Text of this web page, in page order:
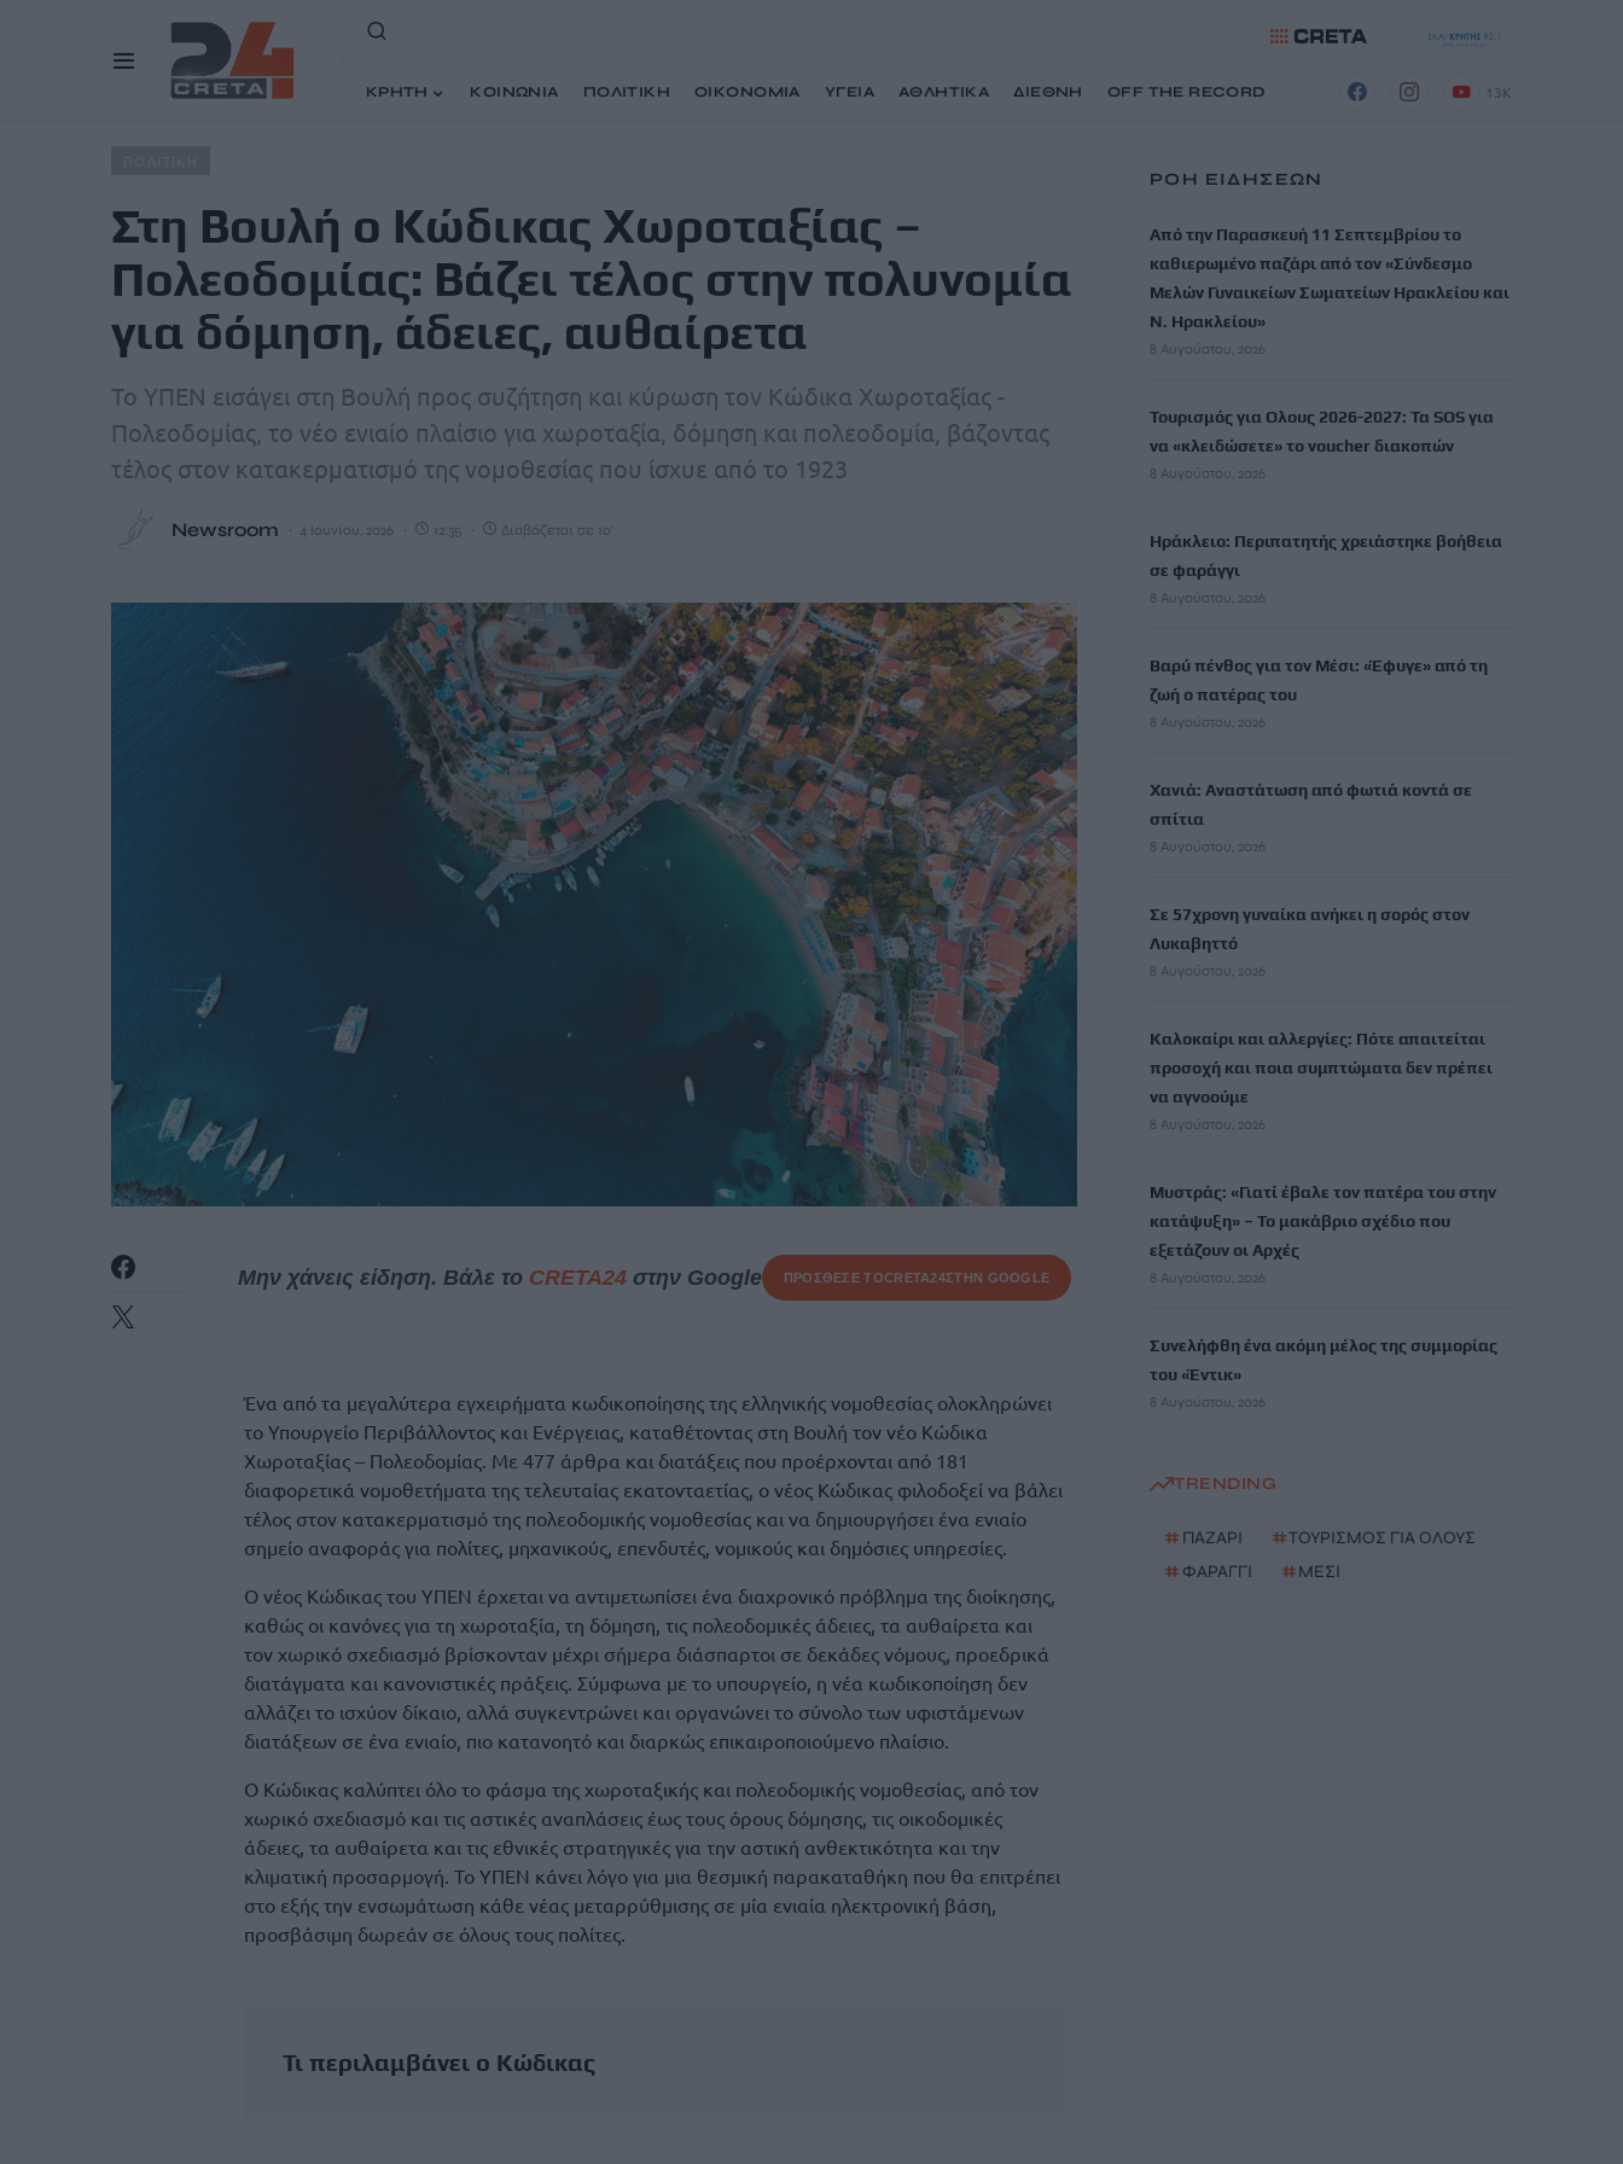
ΚΡΗΤΗ ΚΟΙΝΩΝΙΑ ΠΟΛΙΤΙΚΗ ΟΙΚΟΝΟΜΙΑ ΥΓΕΙΑ ΑΘΛΗΤΙΚΑ ΔΙΕΘΝΗ OFF THE RECORD 13K
Άρθρα Στη Βουλή ο Κώδικας Χωροταξίας – Πολεοδομίας: Βάζει τέλος στην πολυνομία για δόμηση, άδειες, αυθαίρετα
Στη Βουλή ο Κώδικας Χωροταξίας –
Πολεοδομίας: Βάζει τέλος στην πολυνομία
για δόμηση, άδειες, αυθαίρετα
Το ΥΠΕΝ εισάγει στη Βουλή προς συζήτηση και κύρωση τον Κώδικα Χωροταξίας -
Πολεοδομίας, το νέο ενιαίο πλαίσιο για χωροταξία, δόμηση και πολεοδομία, βάζοντας
τέλος στον κατακερματισμό της νομοθεσίας που ίσχυε από το 1923
Newsroom 4 Ιουνίου, 2026 12:35 Διαβάζεται σε 10'
Μην χάνεις είδηση. Βάλε το CRETA24στην Google ΠΡΟΣΘΕΣΕ ΤΟCRETA24ΣΤΗΝ GOOGLE
Ένα από τα μεγαλύτερα εγχειρήματα κωδικοποίησης της ελληνικής νομοθεσίας ολοκληρώνει
το Υπουργείο Περιβάλλοντος και Ενέργειας, καταθέτοντας στη Βουλή τον νέο Κώδικα
Χωροταξίας – Πολεοδομίας. Με 477 άρθρα και διατάξεις που προέρχονται από 181
διαφορετικά νομοθετήματα της τελευταίας εκατονταετίας, ο νέος Κώδικας φιλοδοξεί να βάλει
τέλος στον κατακερματισμό της πολεοδομικής νομοθεσίας και να δημιουργήσει ένα ενιαίο
σημείο αναφοράς για πολίτες, μηχανικούς, επενδυτές, νομικούς και δημόσιες υπηρεσίες.
Ο νέος Κώδικας του ΥΠΕΝ έρχεται να αντιμετωπίσει ένα διαχρονικό πρόβλημα της διοίκησης,
καθώς οι κανόνες για τη χωροταξία, τη δόμηση, τις πολεοδομικές άδειες, τα αυθαίρετα και
τον χωρικό σχεδιασμό βρίσκονταν μέχρι σήμερα διάσπαρτοι σε δεκάδες νόμους, προεδρικά
διατάγματα και κανονιστικές πράξεις. Σύμφωνα με το υπουργείο, η νέα κωδικοποίηση δεν
αλλάζει το ισχύον δίκαιο, αλλά συγκεντρώνει και οργανώνει το σύνολο των υφιστάμενων
διατάξεων σε ένα ενιαίο, πιο κατανοητό και διαρκώς επικαιροποιούμενο πλαίσιο.
Ο Κώδικας καλύπτει όλο το φάσμα της χωροταξικής και πολεοδομικής νομοθεσίας, από τον
χωρικό σχεδιασμό και τις αστικές αναπλάσεις έως τους όρους δόμησης, τις οικοδομικές
άδειες, τα αυθαίρετα και τις εθνικές στρατηγικές για την αστική ανθεκτικότητα και την
κλιματική προσαρμογή. Το ΥΠΕΝ κάνει λόγο για μια θεσμική παρακαταθήκη που θα επιτρέπει
στο εξής την ενσωμάτωση κάθε νέας μεταρρύθμισης σε μία ενιαία ηλεκτρονική βάση,
προσβάσιμη δωρεάν σε όλους τους πολίτες.
Τι περιλαμβάνει ο Κώδικας
ΡΟΗ ΕΙΔΗΣΕΩΝ
Από την Παρασκευή 11 Σεπτεμβρίου το
καθιερωμένο παζάρι από τον «Σύνδεσμο
Μελών Γυναικείων Σωματείων Ηρακλείου και
Ν. Ηρακλείου»
8 Αυγούστου, 2026
Τουρισμός για Ολους 2026-2027: Τα SOS για
να «κλειδώσετε» το voucher διακοπών
8 Αυγούστου, 2026
Ηράκλειο: Περιπατητής χρειάστηκε βοήθεια
σε φαράγγι
8 Αυγούστου, 2026
Βαρύ πένθος για τον Μέσι: «Έφυγε» από τη
ζωή ο πατέρας του
8 Αυγούστου, 2026
Χανιά: Αναστάτωση από φωτιά κοντά σε
σπίτια
8 Αυγούστου, 2026
Σε 57χρονη γυναίκα ανήκει η σορός στον
Λυκαβηττό
8 Αυγούστου, 2026
Καλοκαίρι και αλλεργίες: Πότε απαιτείται
προσοχή και ποια συμπτώματα δεν πρέπει
να αγνοούμε
8 Αυγούστου, 2026
Μυστράς: «Γιατί έβαλε τον πατέρα του στην
κατάψυξη» – Το μακάβριο σχέδιο που
εξετάζουν οι Αρχές
8 Αυγούστου, 2026
Συνελήφθη ένα ακόμη μέλος της συμμορίας
του «Έντικ»
8 Αυγούστου, 2026
TRENDING
# ΠΑΖΑΡΙ #ΤΟΥΡΙΣΜΟΣ ΓΙΑ ΟΛΟΥΣ
# ΦΑΡΑΓΓΙ #ΜΕΣΙ